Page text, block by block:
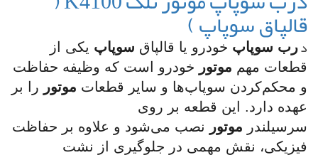
موتور
پرکینز
۱۱۰۴
کد
فنی
:
۳۷۱۶C56C/2
برند
:
وارداتی
قالپاق سوپاپ )
درب سوپاپ خودرو یا قالپاق سوپاپ یکی از
قطعات مهم موتور خودرو است که وظیفه حفاظت
و محکم‌کردن سوپاپ‌ها و سایر قطعات موتور را بر
عهده دارد. این قطعه بر روی
سرسیلندر موتور
نصب می‌شود و علاوه بر حفاظت
فیزیکی، نقش مهمی در جلوگیری از نشت